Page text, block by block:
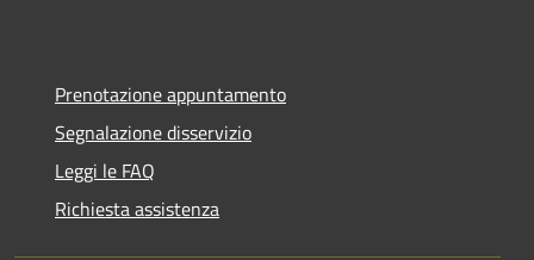
Prenotazione appuntamento
Segnalazione disservizio
Leggi le FAQ
Richiesta assistenza